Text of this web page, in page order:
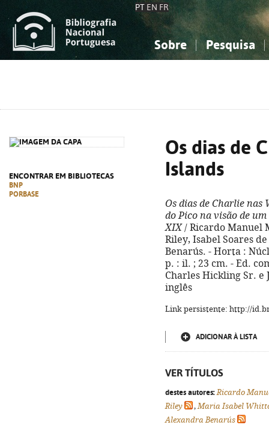
PT EN FR
Sobre Pesquisa
ENCONTRAR EM BIBLIOTECAS
BNP
PORBASE
Os dias de
Islands
Os dias de Charlie nas
do Pico na visão de
XIX/ Ricardo Manuel
Riley, Isabel Soares
Benarús. - Horta :
p. : il. ; 23 cm. - Ed.
Charles Hickling Sr. e
inglês
Link persistente: http://
ADICIONAR À LISTA
VER TÍTULOS
destes autores: Ricardo
Riley
,Maria Isabel
Alexandra Benarús